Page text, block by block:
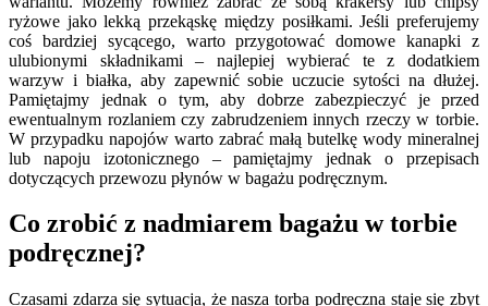
ryżowe jako lekką przekąskę między posiłkami. Jeśli preferujemy
coś bardziej sycącego, warto przygotować domowe kanapki z
ulubionymi składnikami – najlepiej wybierać te z dodatkiem
warzyw i białka, aby zapewnić sobie uczucie sytości na dłużej.
Pamiętajmy jednak o tym, aby dobrze zabezpieczyć je przed
ewentualnym rozlaniem czy zabrudzeniem innych rzeczy w torbie.
W przypadku napojów warto zabrać małą butelkę wody mineralnej
lub napoju izotonicznego – pamiętajmy jednak o przepisach
dotyczących przewozu płynów w bagażu podręcznym.
Co zrobić z nadmiarem bagażu w torbie
podręcznej?
Czasami zdarza się sytuacja, że nasza torba podręczna staje się zbyt